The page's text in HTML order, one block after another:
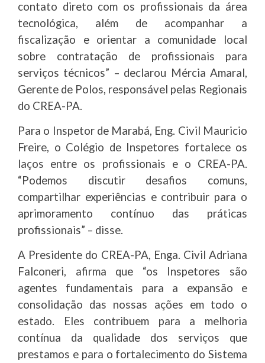
contato direto com os profissionais da área
tecnológica, além de acompanhar a
fiscalização e orientar a comunidade local
sobre contratação de profissionais para
serviços técnicos” – declarou Mércia Amaral,
Gerente de Polos, responsável pelas Regionais
do CREA-PA.
Para o Inspetor de Marabá, Eng. Civil Mauricio
Freire, o Colégio de Inspetores fortalece os
laços entre os profissionais e o CREA-PA.
“Podemos discutir desafios comuns,
compartilhar experiências e contribuir para o
aprimoramento contínuo das práticas
profissionais” – disse.
A Presidente do CREA-PA, Enga. Civil Adriana
Falconeri, afirma que “os Inspetores são
agentes fundamentais para a expansão e
consolidação das nossas ações em todo o
estado. Eles contribuem para a melhoria
contínua da qualidade dos serviços que
prestamos e para o fortalecimento do Sistema